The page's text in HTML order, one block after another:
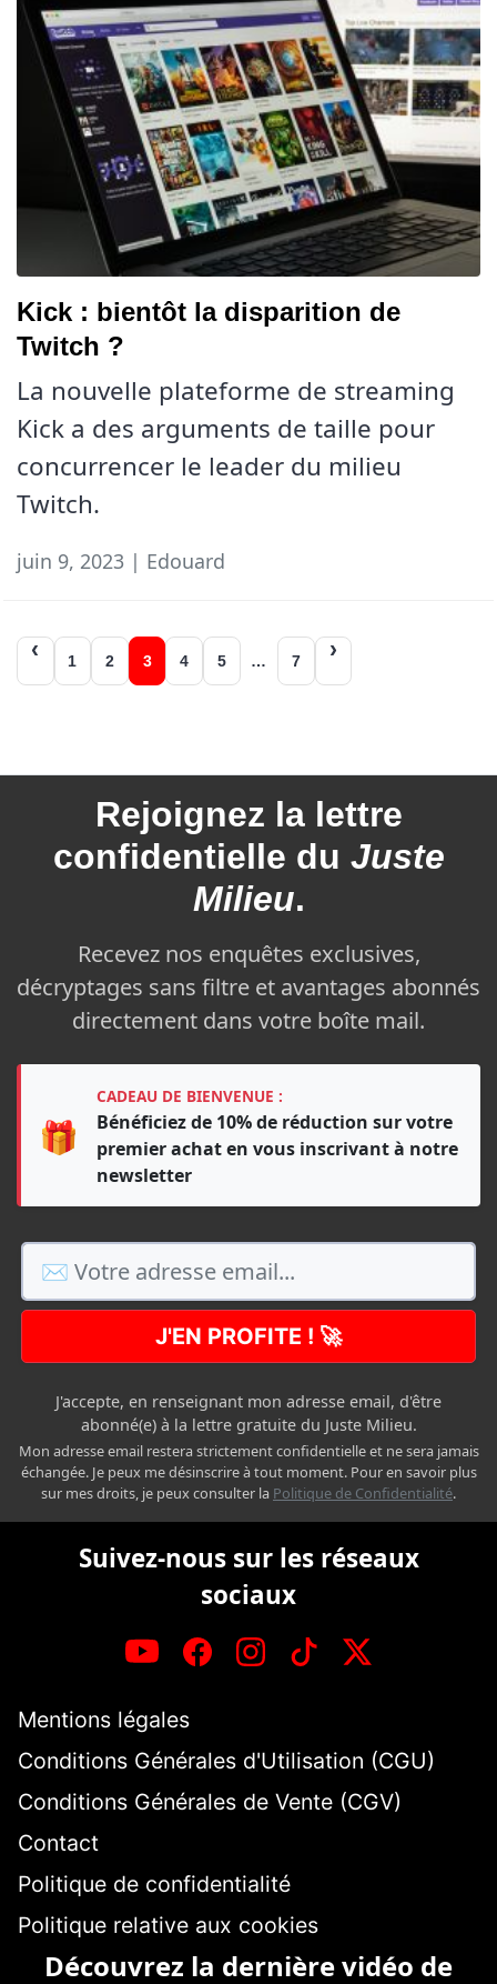
Kick : bientôt la disparition de
Twitch ?
La nouvelle plateforme de streaming
Kick a des arguments de taille pour
concurrencer le leader du milieu
Twitch.
juin 9, 2023 | Edouard
Navigation
des
1 2 3 4 5 … 7
Rejoignez la lettre
confidentielle du Juste
Milieu.
Recevez nos enquêtes exclusives,
décryptages sans filtre et avantages abonnés
directement dans votre boîte mail.
🎁
CADEAU DE BIENVENUE :
Bénéficiez de 10% de réduction sur votre
premier achat en vous inscrivant à notre
newsletter
J'EN PROFITE ! 🚀
J'accepte, en renseignant mon adresse email, d'être
abonné(e) à la lettre gratuite du Juste Milieu.
Mon adresse email restera strictement confidentielle et ne sera jamais
échangée. Je peux me désinscrire à tout moment. Pour en savoir plus
sur mes droits, je peux consulter la Politique de Confidentialité.
Suivez-nous sur les réseaux
sociaux
Mentions légales
Conditions Générales d'Utilisation (CGU)
Conditions Générales de Vente (CGV)
Contact
Politique de confidentialité
Politique relative aux cookies
Découvrez la dernière vidéo de